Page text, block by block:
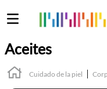
Aceites
Cuidado de la piel